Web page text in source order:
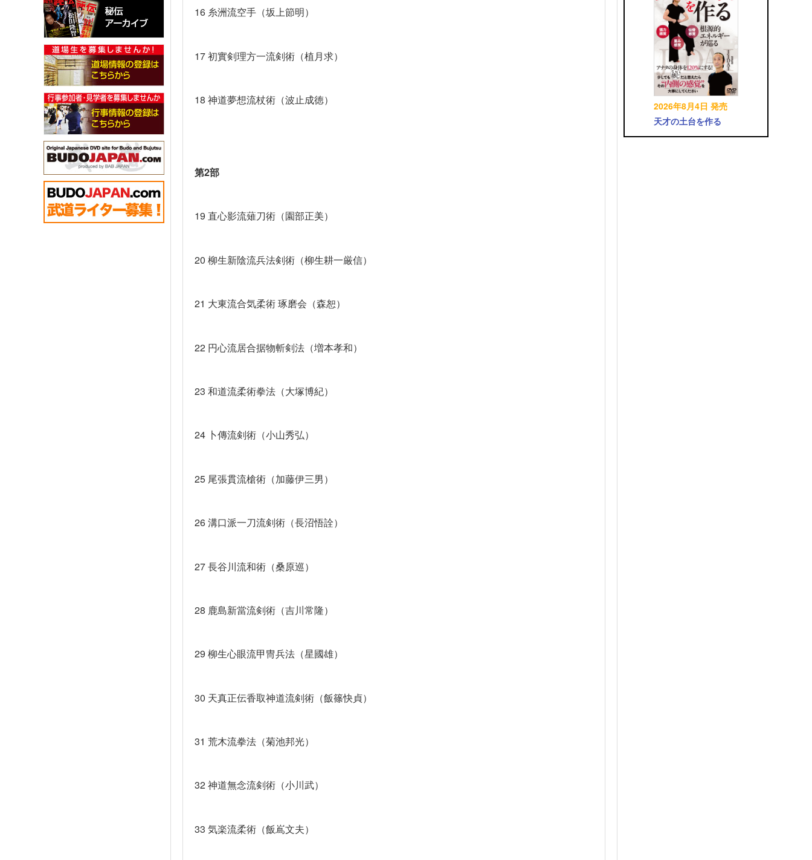
16 糸洲流空手（坂上節明）
17初實剣理方一流剣術（植月求）
18 神道夢想流杖術（波止成徳）
第2部
19 直心影流薙刀術（園部正美）
20 柳生新陰流兵法剣術（柳生耕一厳信）
21 大東流合気柔術琢磨会（森恕）
22 円心流居合据物斬剣法（増本孝和）
23 和道流柔術拳法（大塚博紀）
24 卜傳流剣術（小山秀弘）
25 尾張貫流槍術（加藤伊三男）
26溝口派一刀流剣術（長沼悟詮）
27長谷川流和術（桑原巡）
28 鹿島新當流剣術（吉川常隆）
29 柳生心眼流甲冑兵法（星國雄）
30 天真正伝香取神道流剣術（飯篠快貞）
31 荒木流拳法（菊池邦光）
32神道無念流剣術（小川武）
33 気楽流柔術（飯嶌文夫）
2026年8月4日 発売
天才の土台を作る